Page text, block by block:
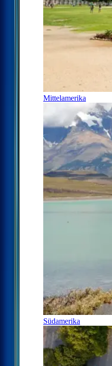
Mittelamerika
Südamerika